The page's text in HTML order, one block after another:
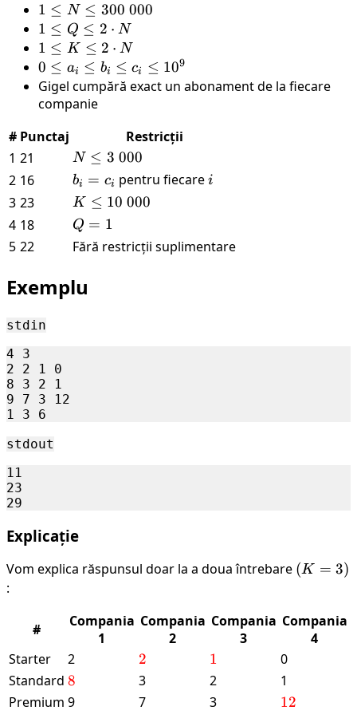
1
\leq
N
\leq
300
\
1 ≤ N ≤ 300 000
1
\leq
Q
\leq
2
N
1 ≤ Q ≤ 2 ⋅ N
1
\leq
K
\leq
\cdot
1 ≤ K ≤ 2 ⋅ N
0
\leq
a_i
b_i
0 ≤ ai ≤ bi ≤ ci ≤ 109
Gigel cumpără exact un abonament de la fiecare
companie
# Punctaj
Restricții
1 21
N
\leq
3 \
000
N ≤ 3 000
2 16
b_i
=
c_i
bi = ci pentru fiecarei
i
3 23
K
\leq
10
\
K ≤ 10 000
4 18
Q
=
Q = 1
5 22 Fără restricții suplimentare
Exemplu
stdin
4 3
2 2 1 0
8 3 2 1
9 7 3 12
stdout
11
23
Explicație
Vom explica răspunsul doar la a doua întrebare (K
(K = 3)
:
#
Compania
1
Compania
2
Compania
3
Compania
4
Starter
2
\textcolor{red}
{2}
2
\textcolor{red}
{1}
1
0
Standard \textcolor{red}
{8}
8 3 2
1
Premium 9 7 3
12